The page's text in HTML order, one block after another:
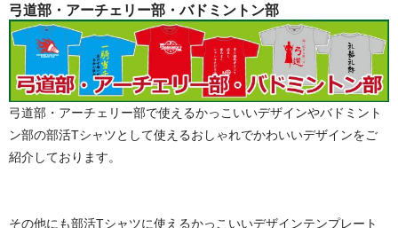
弓道部・アーチェリー部・バドミントン部
弓道部・アーチェリー部で使えるかっこいいデザインやバドミント
ン部の部活Tシャツとして使えるおしゃれでかわいいデザインをご
紹介しております。
その他にも部活Tシャツに使えるかっこいいデザインテンプレート